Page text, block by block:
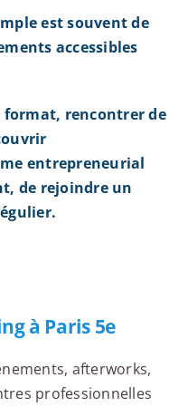
est souvent de
accessibles
rencontrer de
entrepreneurial
de rejoindre un
à Paris 5e
afterworks,
professionnelles